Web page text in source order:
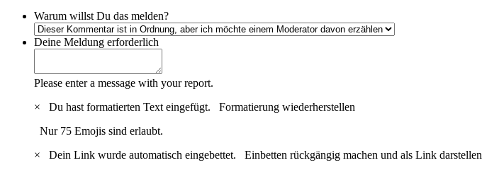
Warum willst Du das melden?
Deine Meldung erforderlich
Please enter a message with your report.
×
Du hast formatierten Text eingefügt. Formatierung wiederherstellen
Nur 75 Emojis sind erlaubt.
×
Dein Link wurde automatisch eingebettet. Einbetten rückgängig machen und als Link darstellen